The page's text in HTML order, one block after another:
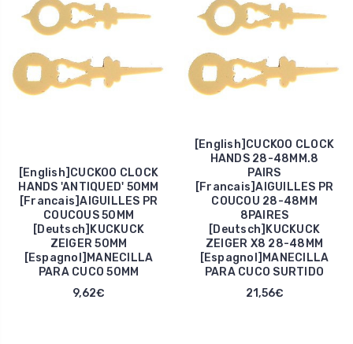
[English]CUCKOO CLOCK
HANDS 'ANTIQUED' 50MM
[Francais]AIGUILLES PR
COUCOUS 50MM
[Deutsch]KUCKUCK
ZEIGER 50MM
[Espagnol]MANECILLA
PARA CUCO 50MM
9,62€
[English]CUCKOO CLOCK
HANDS 28-48MM.8
PAIRS
[Francais]AIGUILLES PR
COUCOU 28-48MM
8PAIRES
[Deutsch]KUCKUCK
ZEIGER X8 28-48MM
[Espagnol]MANECILLA
PARA CUCO SURTIDO
21,56€